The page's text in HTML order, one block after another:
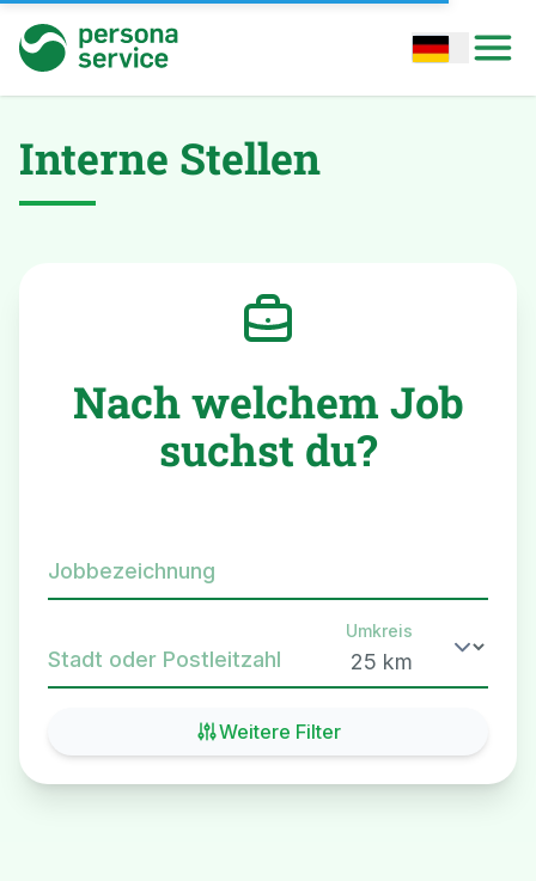
persona service Open options
Interne Stellen
Nach welchem Job
suchst du?
Jobbezeichnung
Stadt oder Postleitzahl
Umkreis
Weitere Filter